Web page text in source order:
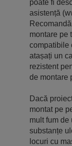
poate fi
asistență
montare pe
compatibile
atașați un
rezistent
de montare
Dacă
montat pe
mult fum de
substanțe
locuri cu